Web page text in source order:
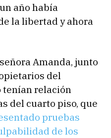
año había
la libertad y ahora
Amanda, junto
del
tenían relación
del cuarto piso, que
pruebas
de los